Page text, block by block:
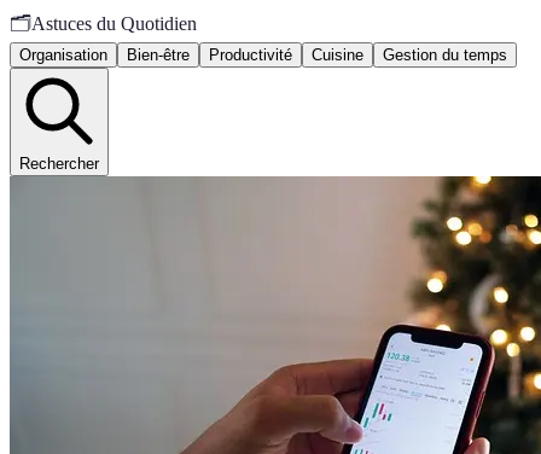
🗂️Astuces du Quotidien
Organisation Bien-être Productivité Cuisine Gestion du temps
Rechercher